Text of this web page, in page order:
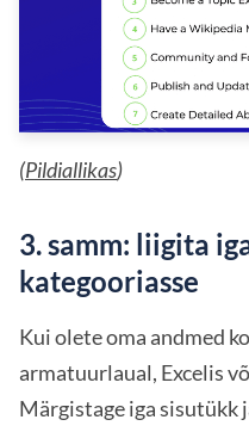
(Pildiallikas)
3. samm: liigita
kategooriasse
Kui olete oma andmed
armatuurlaual, Excelis
Märgistage iga sisutükk